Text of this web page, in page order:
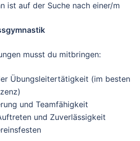
ist auf der Suche nach einer/m
musst du mitbringen:
Übungsleitertätigkeit (im besten
und Teamfähigkeit
und Zuverlässigkeit